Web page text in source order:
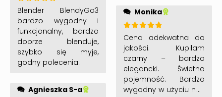
Oceniono
5na 5
Blender BlendyGo3
bardzo wygodny i
funkcjonalny, bardzo
dobrze blenduje,
szybko się myje,
godny polecenia.
Agnieszka S-a
zdrowe koktajle.
Monika
Oceniono
5na 5
Cena adekwatna do
jakości. Kupiłam
czarny – bardzo
elegancki. Świetna
pojemność. Bardzo
wygodny w użyciu no i